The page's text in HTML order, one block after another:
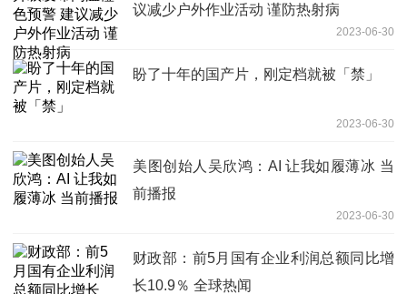
议减少户外作业活动 谨防热射病
2023-06-30
盼了十年的国产片，刚定档就被「禁」
2023-06-30
美图创始人吴欣鸿：AI 让我如履薄冰 当
前播报
2023-06-30
财政部：前5月国有企业利润总额同比增
长10.9％ 全球热闻